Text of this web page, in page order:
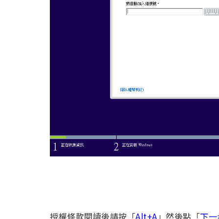
授權條款閱讀後請按「Alt+A 」然後點「下